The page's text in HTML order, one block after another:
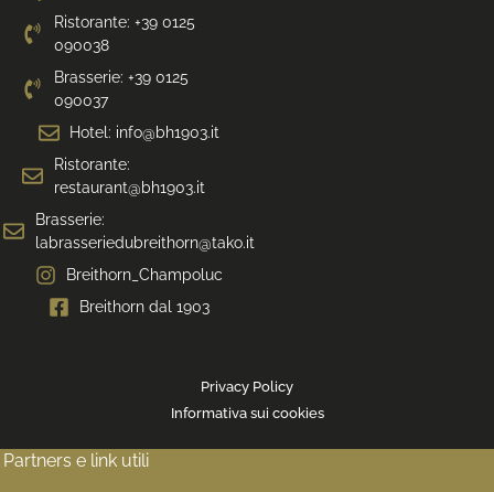
Ristorante: +39 0125
090038
Brasserie: +39 0125
090037
Hotel: info@bh1903.it
Ristorante:
restaurant@bh1903.it
Brasserie:
labrasseriedubreithorn@tako.it
Breithorn_Champoluc
Breithorn dal 1903
Privacy Policy
Informativa sui cookies
Partners e link utili